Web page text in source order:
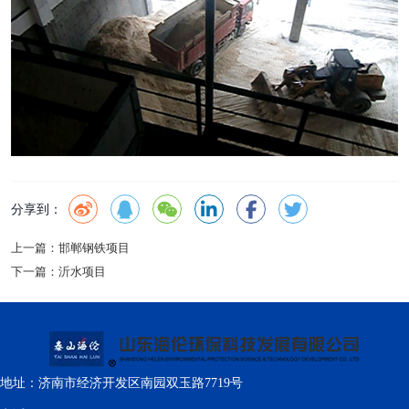
分享到：
上一篇： 邯郸钢铁项目
下一篇： 沂水项目
地址：济南市经济开发区南园双玉路7719号